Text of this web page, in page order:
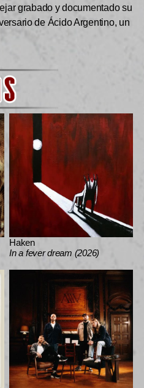
grabado y documentado su
de Ácido Argentino, un
Haken
In a fever dream (2026)